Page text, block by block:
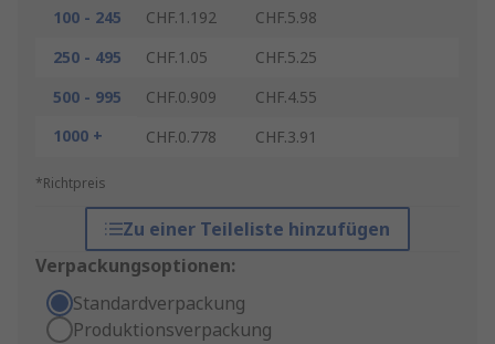
100 - 245
CHF.1.192
CHF.5.98
250 - 495
CHF.1.05
CHF.5.25
500 - 995
CHF.0.909
CHF.4.55
1000 +
CHF.0.778 CHF.3.91
*Richtpreis
Zu einer Teileliste hinzufügen
Verpackungsoptionen:
Standardverpackung
Produktionsverpackung